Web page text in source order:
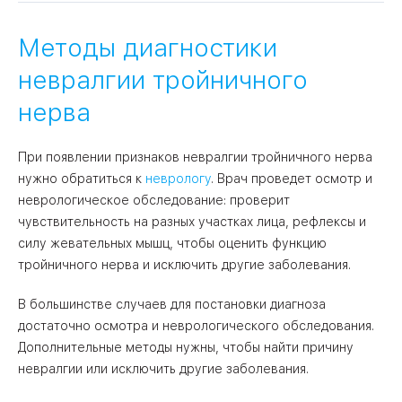
Методы диагностики
невралгии тройничного
нерва
При появлении признаков невралгии тройничного нерва
нужно обратиться к неврологу. Врач проведет осмотр и
неврологическое обследование: проверит
чувствительность на разных участках лица, рефлексы и
силу жевательных мышц, чтобы оценить функцию
тройничного нерва и исключить другие заболевания.
В большинстве случаев для постановки диагноза
достаточно осмотра и неврологического обследования.
Дополнительные методы нужны, чтобы найти причину
невралгии или исключить другие заболевания.